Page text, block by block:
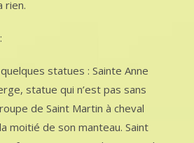
rien.
:
statues : Sainte Anne
statue qui n’est pas sans
de Saint Martin à cheval
moitié de son manteau. Saint